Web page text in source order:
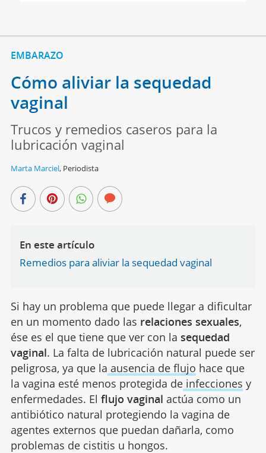
EMBARAZO
Cómo aliviar la sequedad
vaginal
Trucos y remedios caseros para la
lubricación vaginal
Marta Marciel, Periodista
En este artículo
Remedios para aliviar la sequedad vaginal
Si hay un problema que puede llegar a dificultar
en un momento dado las relaciones sexuales,
ése es el que tiene que ver con la sequedad
vaginal. La falta de lubricación natural puede ser
peligrosa, ya que la ausencia de flujo hace que
la vagina esté menos protegida deinfecciones y
enfermedades. El flujo vaginal actúa como un
antibiótico natural protegiendo la vagina de
agentes externos que puedan dañarla, como
problemas de cistitis u hongos.